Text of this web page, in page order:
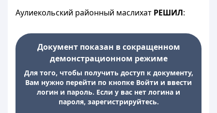
Аулиекольский районный маслихат РЕШИЛ:
Документ показан в сокращенном
демонстрационном режиме
Для того, чтобы получить доступ к документу,
Вам нужно перейти по кнопке Войти и ввести
логин и пароль. Если у вас нет логина и
пароля, зарегистрируйтесь.